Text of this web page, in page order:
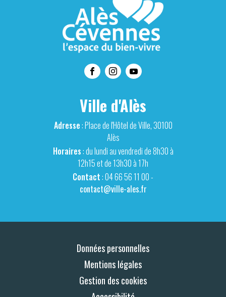
Ville d'Alès
Adresse: Place de l'Hôtel de Ville, 30100
Alès
Horaires: du lundi au vendredi de 8h30 à
12h15 et de 13h30 à 17h
Contact: 04 66 56 11 00 -
contact@ville-ales.fr
Données personnelles
Mentions légales
Gestion des cookies